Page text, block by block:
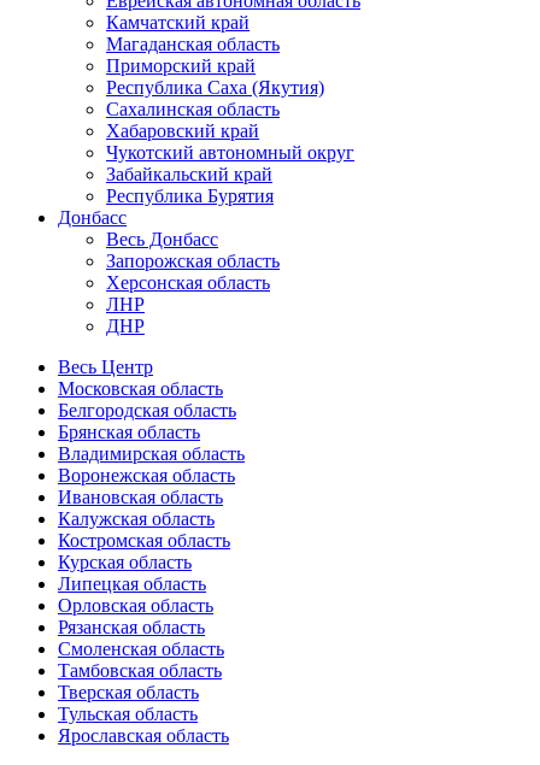
Камчатский край
Магаданская область
Приморский край
Республика Саха (Якутия)
Сахалинская область
Хабаровский край
Чукотский автономный округ
Забайкальский край
Республика Бурятия
Донбасс
Весь Донбасс
Запорожская область
Херсонская область
ЛНР
ДНР
Весь Центр
Московская область
Белгородская область
Брянская область
Владимирская область
Воронежская область
Ивановская область
Калужская область
Костромская область
Курская область
Липецкая область
Орловская область
Рязанская область
Смоленская область
Тамбовская область
Тверская область
Тульская область
Ярославская область